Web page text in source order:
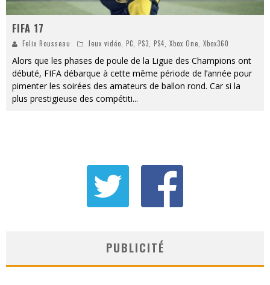
FIFA 17
Felix Rousseau Jeux vidéo, PC, PS3, PS4, Xbox One, Xbox360
Alors que les phases de poule de la Ligue des Champions ont
débuté, FIFA débarque à cette même période de l’année pour
pimenter les soirées des amateurs de ballon rond. Car si la
plus prestigieuse des compétiti...
PUBLICITÉ